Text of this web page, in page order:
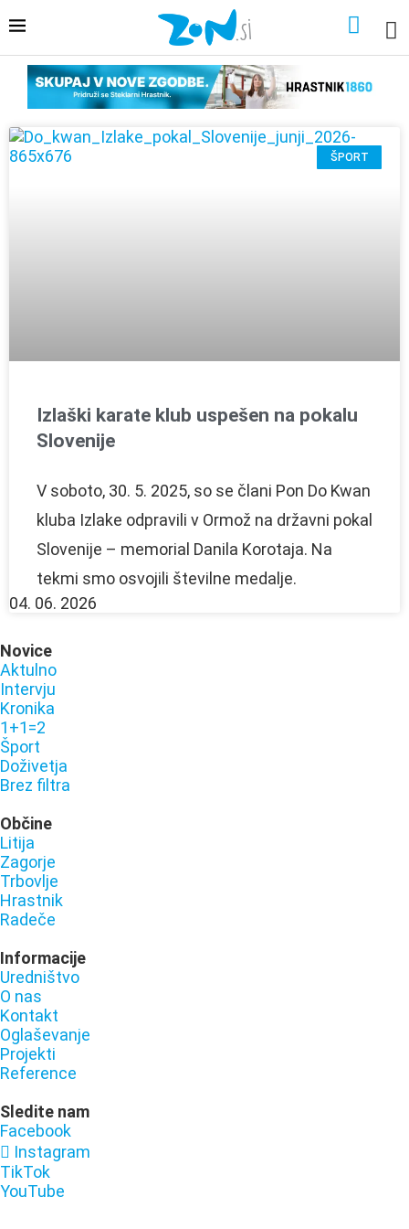
ŠPORT
Izlaški karate klub uspešen na pokalu
Slovenije
V soboto, 30. 5. 2025, so se člani Pon Do Kwan
kluba Izlake odpravili v Ormož na državni pokal
Slovenije – memorial Danila Korotaja. Na
tekmi smo osvojili številne medalje.
04. 06. 2026
Novice
Aktulno
Intervju
Kronika
1+1=2
Šport
Doživetja
Brez filtra
Občine
Litija
Zagorje
Trbovlje
Hrastnik
Radeče
Informacije
Uredništvo
O nas
Kontakt
Oglaševanje
Projekti
Reference
Sledite nam
Facebook
Instagram
TikTok
YouTube